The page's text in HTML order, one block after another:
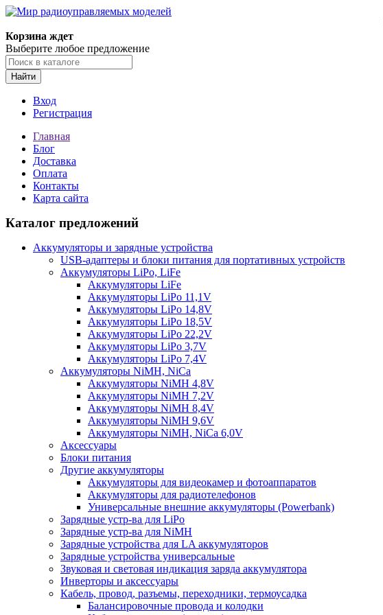
Корзина ждет
Выберите любое предложение
Найти
Вход
Регистрация
Главная
Блог
Доставка
Оплата
Контакты
Карта сайта
Каталог предложений
Аккумуляторы и зарядные устройства
USB-адаптеры и блоки питания для портативных устройств
Аккумуляторы LiPo, LiFe
Аккумуляторы LiFe
Аккумуляторы LiPo 11,1V
Аккумуляторы LiPo 14,8V
Аккумуляторы LiPo 18,5V
Аккумуляторы LiPo 22,2V
Аккумуляторы LiPo 3,7V
Аккумуляторы LiPo 7,4V
Аккумуляторы NiMH, NiCa
Аккумуляторы NiMH 4,8V
Аккумуляторы NiMH 7,2V
Аккумуляторы NiMH 8,4V
Аккумуляторы NiMH 9,6V
Аккумуляторы NiMH, NiCa 6,0V
Аксессуары
Блоки питания
Другие аккумуляторы
Аккумуляторы для видеокамер и фотоаппаратов
Аккумуляторы для радиотелефонов
Универсальные внешние аккумуляторы (Powerbank)
Зарядные устр-ва для LiPo
Зарядные устр-ва для NiMH
Зарядные устройства для LA аккумуляторов
Зарядные устройства универсальные
Звуковая и световая индикация заряда аккумулятора
Инверторы и аксессуары
Кабель, провод, разъемы, переходники, термоусадка
Балансировочные провода и колодки